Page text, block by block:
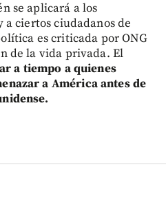
se aplicará a los
ciertos ciudadanos de
es criticada por ONG
de la vida privada. El
a tiempo a quienes
a América antes de